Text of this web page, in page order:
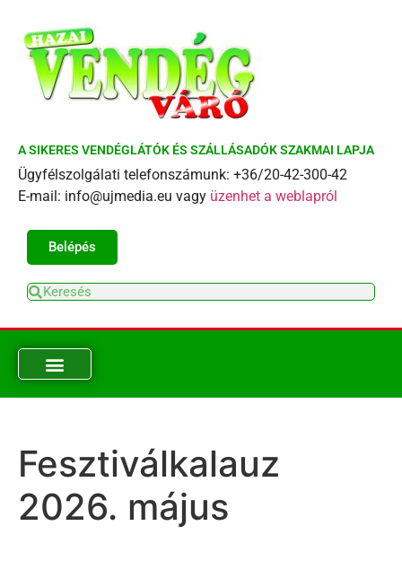
A SIKERES VENDÉGLÁTÓK ÉS SZÁLLÁSADÓK SZAKMAI LAPJA
Ügyfélszolgálati telefonszámunk: +36/20-42-300-42
E-mail: info@ujmedia.eu vagy üzenhet a weblapról
Belépés
Fesztiválkalauz
2026. május